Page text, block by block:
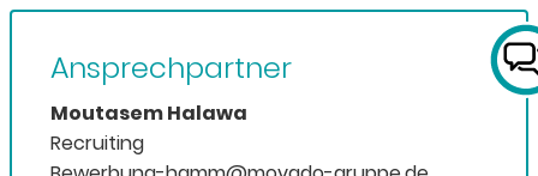
Ansprechpartner
Moutasem Halawa
Recruiting